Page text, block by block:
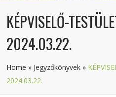
KÉPVISELŐ-
2024.03.22.
Home » Jegyzőkönyvek »
2024.03.22.